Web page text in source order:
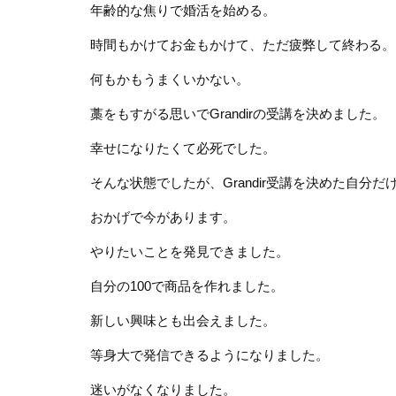
年齢的な焦りで婚活を始める。
時間もかけてお金もかけて、ただ疲弊して終わる。
何もかもうまくいかない。
藁をもすがる思いでGrandirの受講を決めました。
幸せになりたくて必死でした。
そんな状態でしたが、Grandir受講を決めた自分だ
おかげで今があります。
やりたいことを発見できました。
自分の100で商品を作れました。
新しい興味とも出会えました。
等身大で発信できるようになりました。
迷いがなくなりました。